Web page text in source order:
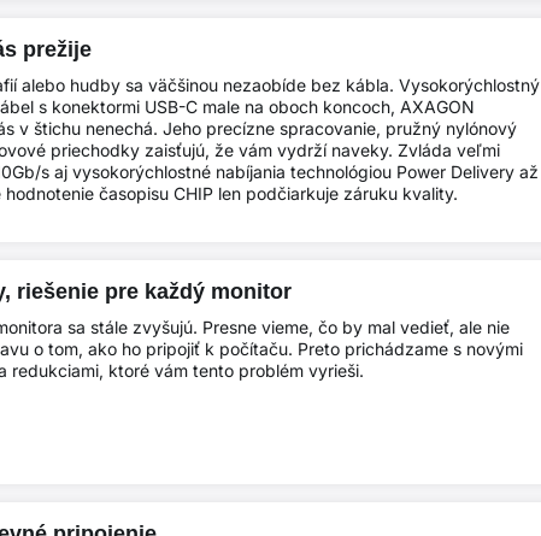
prežije
alebo hudby sa väčšinou nezaobíde bez kábla. Vysokorýchlostný
s konektormi USB-C male na oboch koncoch, AXAGON
v štichu nenechá. Jeho precízne spracovanie, pružný nylónový
priechodky zaisťujú, že vám vydrží naveky. Zvláda veľmi
s aj vysokorýchlostné nabíjania technológiou Power Delivery až
časopisu CHIP len podčiarkuje záruku kvality.
riešenie pre každý monitor
sa stále zvyšujú. Presne vieme, čo by mal vedieť, ale nie
o tom, ako ho pripojiť k počítaču. Preto prichádzame s novými
redukciami, ktoré vám tento problém vyrieši.